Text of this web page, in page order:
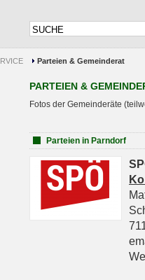
Parteien & Gemeinderat
PARTEIEN &
Fotos der Gemeinderäte
Parteien in Parndorf